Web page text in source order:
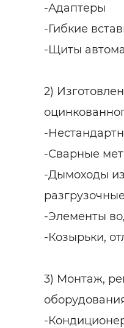
-Адаптеры
-Гибкие
-Щиты
2)
-
-Сварные
-Дымоходы
-Элементы
-Козырьки,
3) Монтаж,
-